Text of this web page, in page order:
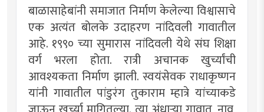
बाळासाहेबांनी समाजात निर्माण केलेल्या विश्वासाचे
एक अत्यंत बोलके उदाहरण नांदिवली गावातील
आहे. १९९० च्या सुमारास नांदिवली येथे संघ शिक्षा
वर्ग भरला होता. रात्री अचानक खुर्च्यांची
आवश्यकता निर्माण झाली. स्वयंसेवक राधाकृष्णन
यांनी गावातील पांडुरंग तुकाराम म्हात्रे यांच्याकडे